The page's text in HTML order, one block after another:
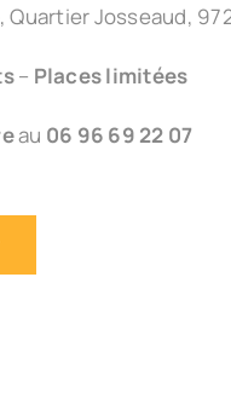
Quartier Josseaud,
– Places limitées
au 06 96 69 22 07